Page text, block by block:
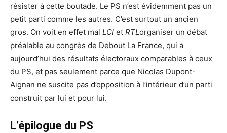
résister à cette boutade. Le PS n’est évidemment pas un
petit parti comme les autres. C’est surtout un ancien
gros. On voit en effet mal LCI et RTLorganiser un débat
préalable au congrès de Debout La France, qui a
aujourd’hui des résultats électoraux comparables à ceux
du PS, et pas seulement parce que Nicolas Dupont-
Aignan ne suscite pas d’opposition à l’intérieur d’un parti
construit par lui et pour lui.
L’épilogue du PS